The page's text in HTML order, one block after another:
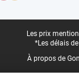
Les prix
*Les délais
À propos de